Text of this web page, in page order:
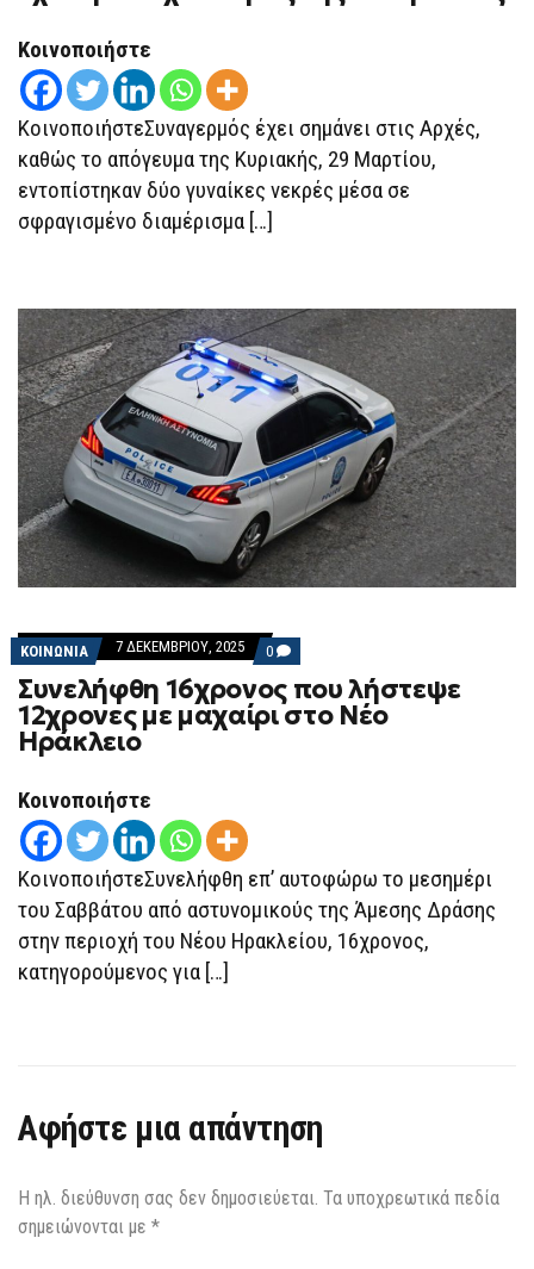
ΜΆΝΑ
ΠΡΟΣΑΧΘΕΊ
Ο
ΓΙΟΣ
ΤΗΣ
ΟΙΚΟΓΈΝΕΙΑΣ
Κοινοποιήστε
ΚοινοποιήστεΣυναγερμός έχει σημάνει στις Αρχές,
καθώς το απόγευμα της Κυριακής, 29 Μαρτίου,
εντοπίστηκαν δύο γυναίκες νεκρές μέσα σε
σφραγισμένο διαμέρισμα […]
ΚΟΙΝΩΝΙΑ 7 ΔΕΚΕΜΒΡΊΟΥ, 2025 0 COMMENTS
ON
ΣΥΝΕΛΉΦΘΗ
16ΧΡΟΝΟΣ
ΠΟΥ
Συνελήφθη 16χρονος που λήστεψε
12χρονες με μαχαίρι στο Νέο
Ηράκλειο
Κοινοποιήστε
ΚοινοποιήστεΣυνελήφθη επ’ αυτοφώρω το μεσημέρι
του Σαββάτου από αστυνομικούς της Άμεσης Δράσης
στην περιοχή του Νέου Ηρακλείου, 16χρονος,
κατηγορούμενος για […]
Αφήστε μια απάντηση
Η ηλ. διεύθυνση σας δεν δημοσιεύεται. Τα υποχρεωτικά πεδία
σημειώνονται με *